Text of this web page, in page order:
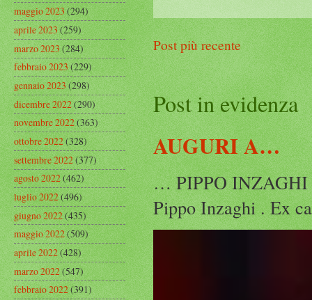
Post più recente
Post in evidenza
AUGURI A…
… PIPPO INZAGHI
Pippo Inzaghi . Ex
maggio 2023(294)
aprile 2023(259)
marzo 2023(284)
febbraio 2023(229)
gennaio 2023(298)
dicembre 2022(290)
novembre 2022(363)
ottobre 2022(328)
settembre 2022(377)
agosto 2022(462)
luglio 2022(496)
giugno 2022(435)
maggio 2022(509)
aprile 2022(428)
marzo 2022(547)
febbraio 2022(391)